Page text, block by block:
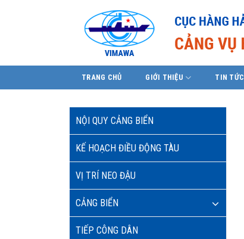
TRANG CHỦ GIỚI THIỆU TIN TỨC
NỘI QUY CẢNG BIỂN
KẾ HOẠCH ĐIỀU ĐỘNG TÀU
VỊ TRÍ NEO ĐẬU
CẢNG BIỂN
TIẾP CÔNG DÂN